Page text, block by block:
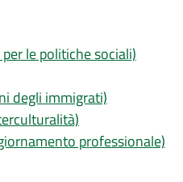
le politiche sociali)
degli immigrati)
professionale)